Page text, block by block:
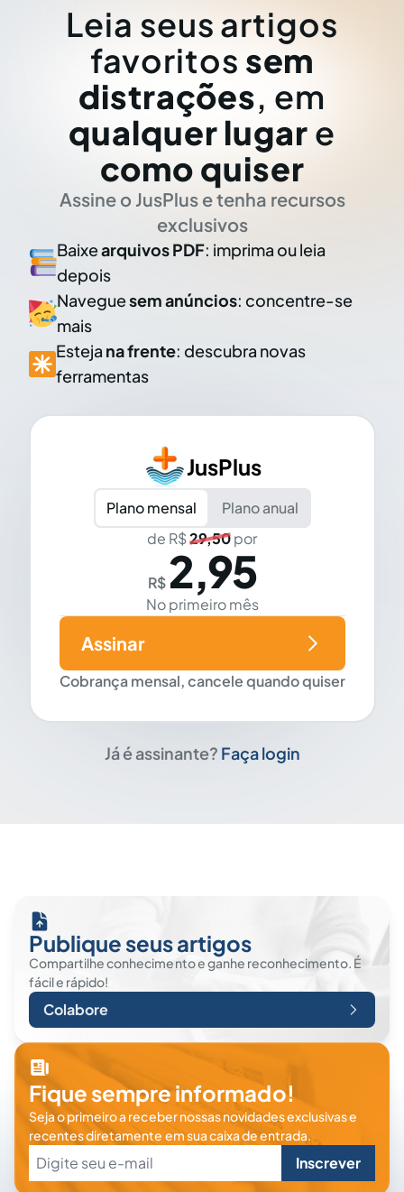
Leia seus artigos
favoritos sem
distrações, em
qualquer lugar e
como quiser
Assine o JusPlus e tenha recursos
exclusivos
Baixearquivos PDF: imprima ou leia
depois
Naveguesem anúncios: concentre-se
mais
Esteja na frente: descubra novas
ferramentas
JusPlus
Plano mensal
Plano anual
de R$29,50por
R$ 2,95
No primeiro mês
Cobrança mensal, cancele quando quiser
Assinar
Já é assinante? Faça login
Publique seus artigos
Compartilhe conhecimento e ganhe reconhecimento. É
fácil e rápido!
Colabore
Fique sempre informado!
Seja o primeiro a receber nossas novidades exclusivas e
recentes diretamente em sua caixa de entrada.
Inscrever